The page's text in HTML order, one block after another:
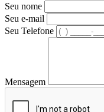
Seu nome
Seu e-mail
Seu Telefone
Mensagem